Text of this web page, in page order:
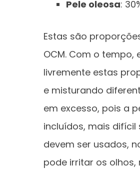
Pele oleosa:
Estas são
OCM. Com o
livremente estas
e misturando
em excesso, pois a
incluídos, mais
devem ser usados,
pode irritar os